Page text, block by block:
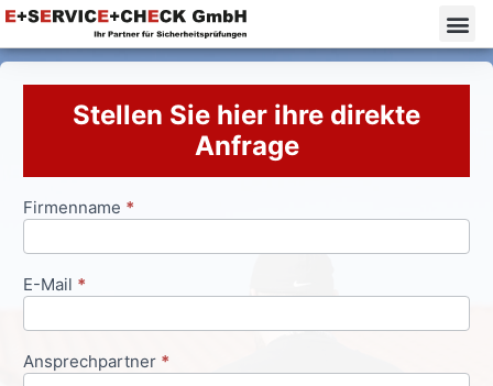
Stellen Sie hier ihre direkte
Anfrage
Anfrageformular
Firmenname *
E-Mail *
Ansprechpartner *